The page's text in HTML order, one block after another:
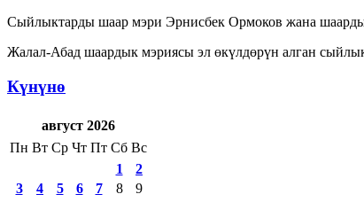
Сыйлыктарды шаар мэри Эрнисбек Ормоков жана
Жалал-Абад шаардык мэриясы эл өкүлдөрүн алган
Күнүнө
август 2026
Пн Вт Ср Чт Пт Сб Вс
1
2
3
4 5 6 7 8
9